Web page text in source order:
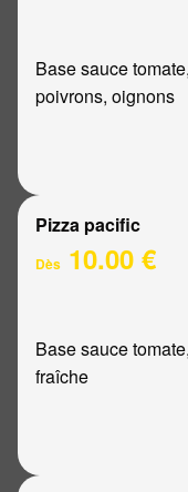
Base sauce
poivrons, oignons
Pizza pacific
Dès 10.00 €
Base sauce
fraîche